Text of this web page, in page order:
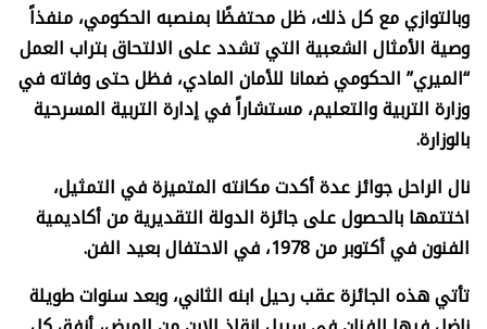
وبالتوازي مع كل ذلك، ظل محتفظًا بمنصبه الحكومي، منفذاً
وصية الأمثال الشعبية التي تشدد على الالتحاق بتراب العمل
“الميري” الحكومي ضمانا للأمان المادي، فظل حتى وفاته في
وزارة التربية والتعليم، مستشاراً في إدارة التربية المسرحية
بالوزارة.
نال الراحل جوائز عدة أكدت مكانته المتميزة في التمثيل،
اختتمها بالحصول على جائزة الدولة التقديرية من أكاديمية
الفنون في أكتوبر من 1978، في الاحتفال بعيد الفن
.
تأتي هذه الجائزة عقب رحيل ابنه الثاني، وبعد سنوات طويلة